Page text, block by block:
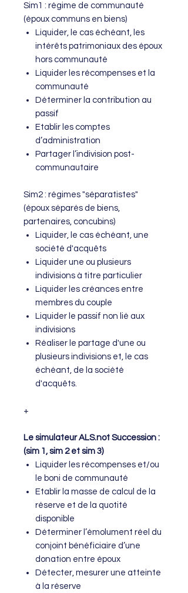
Sim1 : régime de communauté
(époux communs en biens)
Liquider, le cas échéant, les
intérêts patrimoniaux des époux
hors communauté
Liquider les récompenses et la
communauté
Déterminer la contribution au
passif
Etablir les comptes
d’administration
Partager l’indivision post-
communautaire
Sim2 : régimes "séparatistes"
(époux séparés de biens,
partenaires, concubins)
Liquider, le cas échéant, une
société d'acquêts
Liquider une ou plusieurs
indivisions à titre particulier
Liquider les créances entre
membres du couple
Liquider le passif non lié aux
indivisions
Réaliser le partage d'une ou
plusieurs indivisions et, le cas
échéant, de la société
d'acquêts.
+
Le simulateur ALS.not Succession :
(sim 1, sim 2 et sim 3)
Liquider les récompenses et/ou
le boni de communauté
Etablir la masse de calcul de la
réserve et de la quotité
disponible
Déterminer l’émolument réel du
conjoint bénéficiaire d’une
donation entre époux
Détecter, mesurer une atteinte
à la réserve